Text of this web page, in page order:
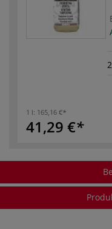
1 l: 165,16 €
41,29 €